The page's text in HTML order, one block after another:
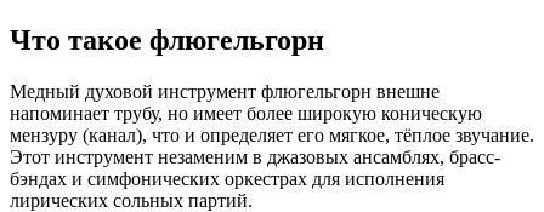
Что такое флюгельгорн
Медный духовой инструмент флюгельгорн внешне
напоминает трубу, но имеет более широкую коническую
мензуру (канал), что и определяет его мягкое, тёплое звучание.
Этот инструмент незаменим в джазовых ансамблях, брасс-
бэндах и симфонических оркестрах для исполнения
лирических сольных партий.